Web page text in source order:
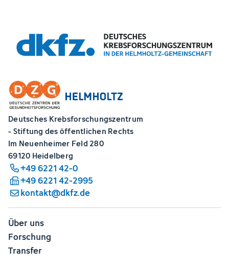
Deutsches Krebsforschungszentrum
- Stiftung des öffentlichen Rechts
Im Neuenheimer Feld 280
69120 Heidelberg
+49 6221 42-0
+49 6221 42-2995
kontakt@dkfz.de
Über uns
Forschung
Transfer